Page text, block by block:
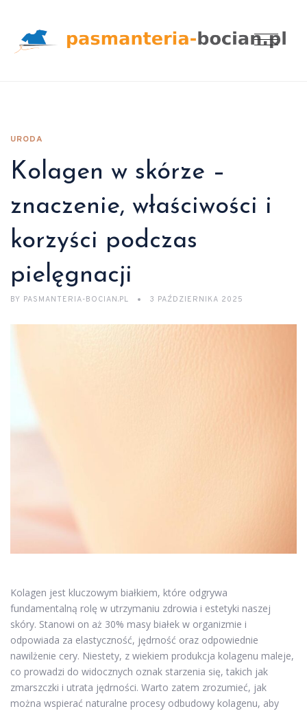
URODA
Kolagen w skórze –
znaczenie, właściwości i
korzyści podczas
pielęgnacji
BY PASMANTERIA-BOCIAN.PL 3 PAŹDZIERNIKA 2025
Kolagen jest kluczowym białkiem, które odgrywa
fundamentalną rolę w utrzymaniu zdrowia i estetyki naszej
skóry. Stanowi on aż 30% masy białek w organizmie i
odpowiada za elastyczność, jędrność oraz odpowiednie
nawilżenie cery. Niestety, z wiekiem produkcja kolagenu maleje,
co prowadzi do widocznych oznak starzenia się, takich jak
zmarszczki i utrata jędrności. Warto zatem zrozumieć, jak
można wspierać naturalne procesy odbudowy kolagenu, aby